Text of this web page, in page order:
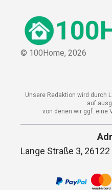
© 100Home, 2026
Unsere Redaktion wird durch
auf
von denen wir ggf. eine
Lange Straße 3,